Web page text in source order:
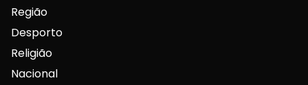
Região
Desporto
Religião
Nacional